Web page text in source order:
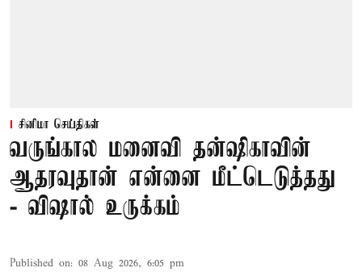
சினிமா செய்திகள்
வருங்கால மனைவி தன்ஷிகாவின்
ஆதரவுதான் என்னை மீட்டெடுத்தது
- விஷால் உருக்கம்
Published on: 08 Aug 2026, 6:05 pm